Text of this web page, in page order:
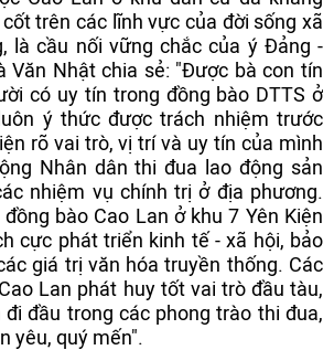
trên các lĩnh vực của đời sống xã
là cầu nối vững chắc của ý Đảng -
Văn Nhật chia sẻ: "Được bà con tín
có uy tín trong đồng bào DTTS ở
ý thức được trách nhiệm trước
rõ vai trò, vị trí và uy tín của mình
Nhân dân thi đua lao động sản
nhiệm vụ chính trị ở địa phương.
bào Cao Lan ở khu 7 Yên Kiện
cực phát triển kinh tế - xã hội, bảo
giá trị văn hóa truyền thống. Các
Lan phát huy tốt vai trò đầu tàu,
đầu trong các phong trào thi đua,
yêu, quý mến".